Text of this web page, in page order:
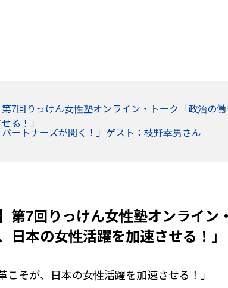
第7回りっけん女性塾オンライン・トーク「政治の
る！」
ートナーズが聞く！」ゲスト：枝野幸男さん
第7回りっけん女性塾オンライン
日本の女性活躍を加速させる！」
こそが、日本の女性活躍を加速させる！」